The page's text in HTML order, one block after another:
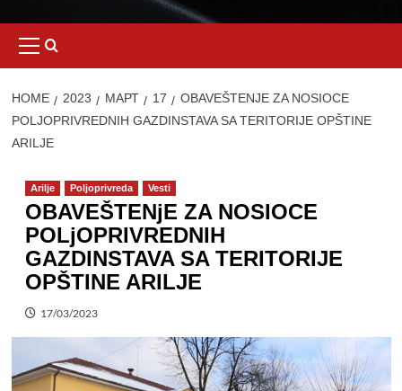
Menu
HOME 2023 МАРТ 17
OBAVEŠTENJE ZA NOSIOCE
POLJOPRIVREDNIH GAZDINSTAVA SA TERITORIJE OPŠTINE
ARILJE
Arilje Poljoprivreda Vesti
OBAVEŠTENjE ZA NOSIOCE
POLjOPRIVREDNIH
GAZDINSTAVA SA TERITORIJE
OPŠTINE ARILJE
17/03/2023